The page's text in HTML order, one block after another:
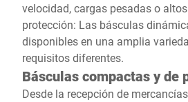
velocidad, cargas pesadas o
protección: Las básculas
disponibles en una amplia
requisitos diferentes.
Básculas compactas y de
Desde la recepción de